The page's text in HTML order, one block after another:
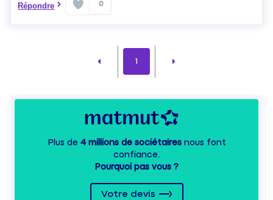
Répondre 0
1
Plus de 4 millions de sociétairesnous font
confiance.
Pourquoi pas vous ?
Votre devis